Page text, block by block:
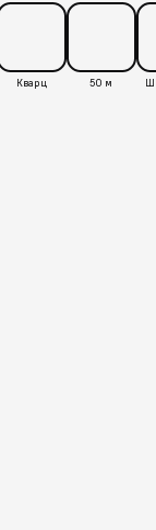
Кварц 50 м